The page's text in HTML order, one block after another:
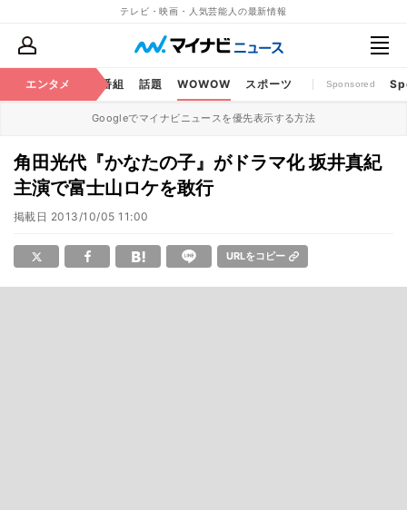
テレビ・映画・人気芸能人の最新情報
エンタメBS・CS番組 話題 WOWOW スポーツ Sponsored
Googleでマイナビニュースを優先表示する方法
角田光代『かなたの子』がドラマ化 坂井真紀
主演で富士山ロケを敢行
掲載日 2013/10/05 11:00
URLをコピー